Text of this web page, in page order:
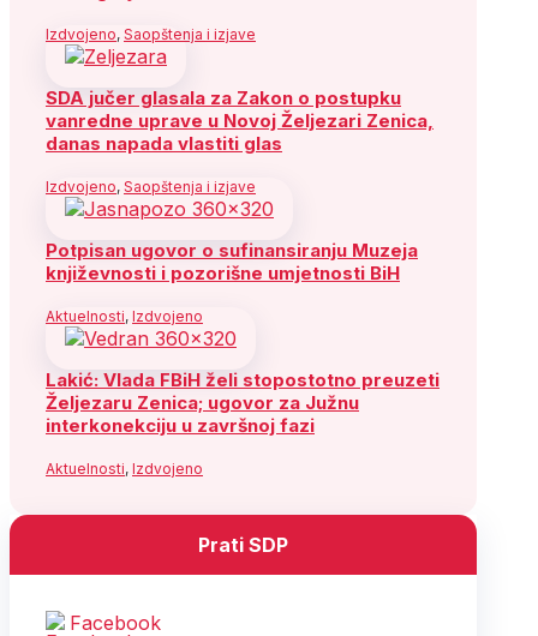
Izdvojeno, Saopštenja i izjave
SDA jučer glasala za Zakon o postupku
vanredne uprave u Novoj Željezari Zenica,
danas napada vlastiti glas
Izdvojeno, Saopštenja i izjave
Potpisan ugovor o sufinansiranju Muzeja
književnosti i pozorišne umjetnosti BiH
Aktuelnosti, Izdvojeno
Lakić: Vlada FBiH želi stopostotno preuzeti
Željezaru Zenica; ugovor za Južnu
interkonekciju u završnoj fazi
Aktuelnosti, Izdvojeno
Prati SDP
Facebook